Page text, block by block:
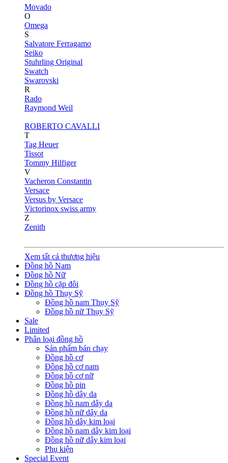
Movado
O
Omega
S
Salvatore Ferragamo
Seiko
Stuhrling Original
Swatch
Swarovski
R
Rado
Raymond Weil
ROBERTO CAVALLI
T
Tag Heuer
Tissot
Tommy Hilfiger
V
Vacheron Constantin
Versace
Versus by Versace
Victorinox swiss army
Z
Zenith
Xem tất cả thương hiệu
Đồng hồ Nam
Đồng hồ Nữ
Đồng hồ cặp đôi
Đồng hồ Thụy Sỹ
Đồng hồ nam Thụy Sỹ
Đồng hồ nữ Thụy Sỹ
Sale
Limited
Phân loại đồng hồ
Sản phẩm bán chạy
Đồng hồ cơ
Đồng hồ cơ nam
Đồng hồ cơ nữ
Đồng hồ pin
Đồng hồ dây da
Đồng hồ nam dây da
Đồng hồ nữ dây da
Đồng hồ dây kim loại
Đồng hồ nam dây kim loại
Đồng hồ nữ dây kim loại
Phụ kiện
Special Event